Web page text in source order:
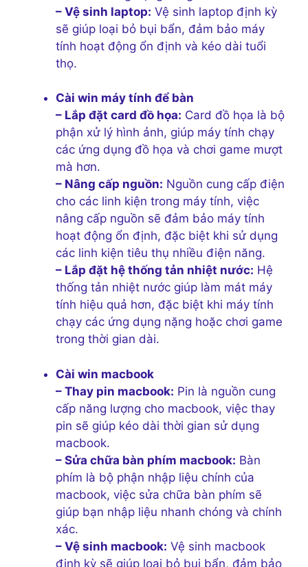
– Vệ sinh laptop: Vệ sinh laptop định kỳ
sẽ giúp loại bỏ bụi bẩn, đảm bảo máy
tính hoạt động ổn định và kéo dài tuổi
thọ.
Cài win máy tính để bàn
– Lắp đặt card đồ họa: Card đồ họa là bộ
phận xử lý hình ảnh, giúp máy tính chạy
các ứng dụng đồ họa và chơi game mượt
mà hơn.
– Nâng cấp nguồn: Nguồn cung cấp điện
cho các linh kiện trong máy tính, việc
nâng cấp nguồn sẽ đảm bảo máy tính
hoạt động ổn định, đặc biệt khi sử dụng
các linh kiện tiêu thụ nhiều điện năng.
– Lắp đặt hệ thống tản nhiệt nước: Hệ
thống tản nhiệt nước giúp làm mát máy
tính hiệu quả hơn, đặc biệt khi máy tính
chạy các ứng dụng nặng hoặc chơi game
trong thời gian dài.
Cài win macbook
– Thay pin macbook: Pin là nguồn cung
cấp năng lượng cho macbook, việc thay
pin sẽ giúp kéo dài thời gian sử dụng
macbook.
– Sửa chữa bàn phím macbook: Bàn
phím là bộ phận nhập liệu chính của
macbook, việc sửa chữa bàn phím sẽ
giúp bạn nhập liệu nhanh chóng và chính
xác.
– Vệ sinh macbook: Vệ sinh macbook
định kỳ sẽ giúp loại bỏ bụi bẩn, đảm bảo